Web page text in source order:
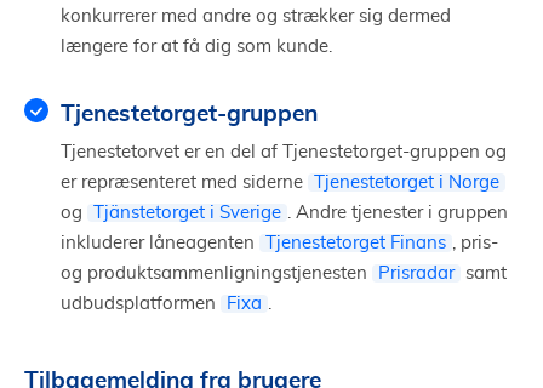
konkurrerer med andre og strækker sig dermed
længere for at få dig som kunde.
Tjenestetorget-gruppen
Tjenestetorvet er en del af Tjenestetorget-gruppen og
er repræsenteret med siderne
Tjenestetorget i Norge
og
Tjänstetorget i Sverige . Andre tjenester i gruppen
inkluderer låneagenten
Tjenestetorget Finans , pris-
og produktsammenligningstjenesten
Prisradar
samt
udbudsplatformen
Fixa .
Tilbagemelding fra brugere